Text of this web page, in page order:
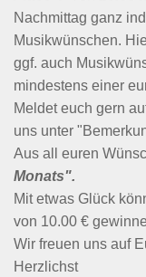
Nachmittag ganz
Musikwünschen.
ggf. auch
mindestens einer
Meldet euch gern
uns unter
Aus all euren
Monats".
Mit etwas Glück
von 10.00 €
Wir freuen uns auf
Herzlichst